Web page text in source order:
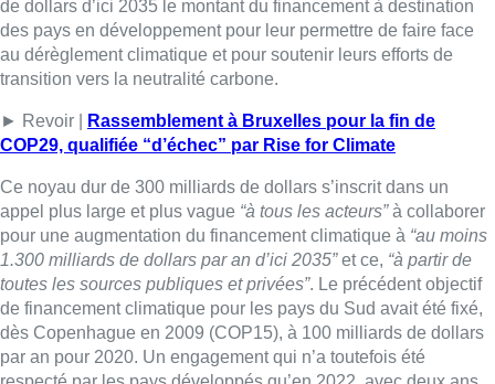
de financement climatique pour les pays du Sud avait été fixé,
dès Copenhague en 2009 (COP15), à 100 milliards de dollars
par an pour 2020. Un engagement qui n’a toutefois été
respecté par les pays développés qu’en 2022, avec deux ans
de retard, selon les calculs de l’OCDE.
Belga
Lire aussi :
Météo : fraîcheur à la mer et
chaleur ailleurs, sous un ciel en
demi-teinte